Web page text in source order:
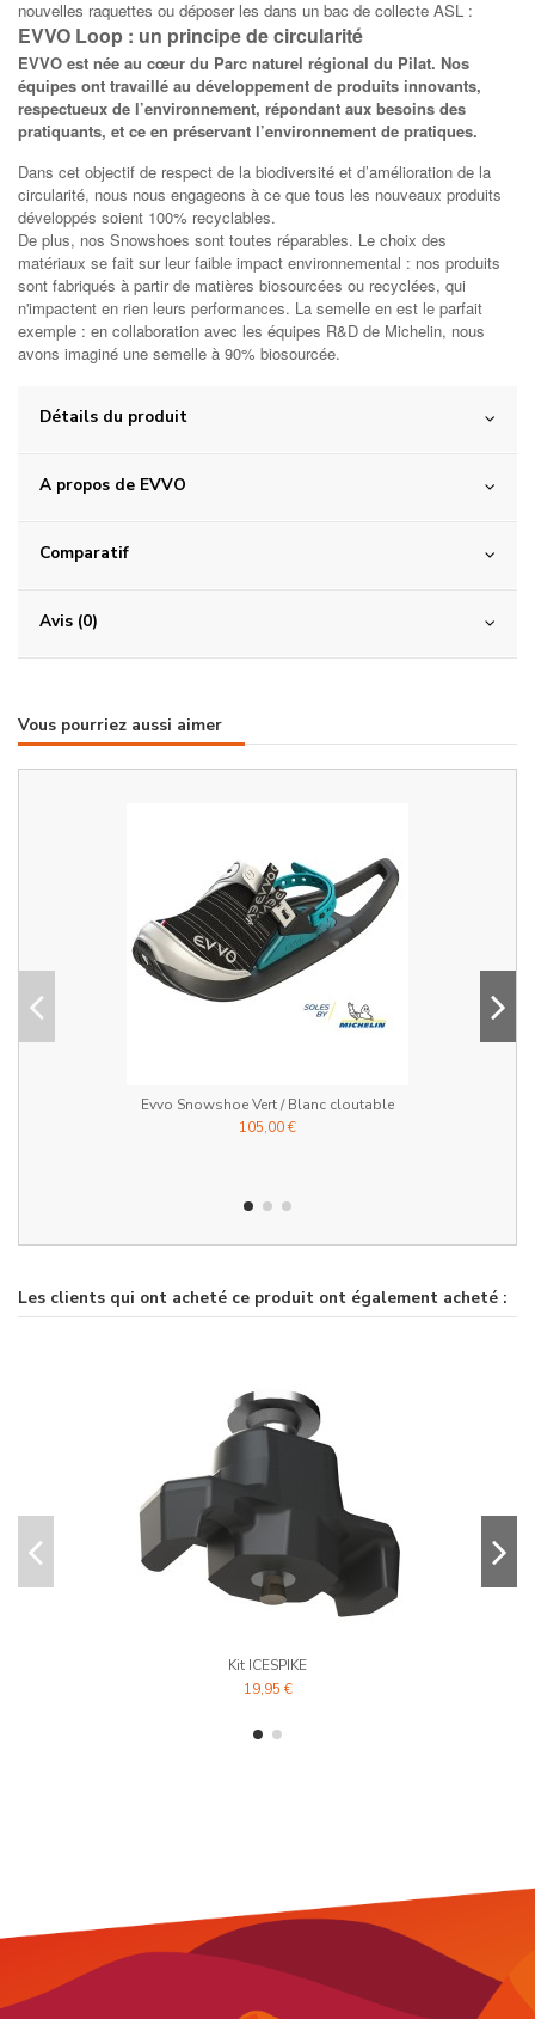
nouvelles raquettes ou déposer les dans un bac de collecte ASL :
EVVO Loop : un principe de circularité
EVVO est née au cœur du Parc naturel régional du Pilat. Nos
équipes ont travaillé au développement de produits innovants,
respectueux de l’environnement, répondant aux besoins des
pratiquants, et ce en préservant l’environnement de pratiques.
Dans cet objectif de respect de la biodiversité et d’amélioration de la
circularité, nous nous engageons à ce que tous les nouveaux produits
développés soient 100% recyclables.
De plus, nos Snowshoes sont toutes réparables. Le choix des
matériaux se fait sur leur faible impact environnemental : nos produits
sont fabriqués à partir de matières biosourcées ou recyclées, qui
n'impactent en rien leurs performances. La semelle en est le parfait
exemple : en collaboration avec les équipes R&D de Michelin, nous
avons imaginé une semelle à 90% biosourcée.
Détails du produit
A propos de EVVO
Comparatif
Avis (0)
Vous pourriez aussi aimer
Evvo Snowshoe Vert / Blanc cloutable
105,00 €
Les clients qui ont acheté ce produit ont également acheté :
Kit ICESPIKE
19,95 €